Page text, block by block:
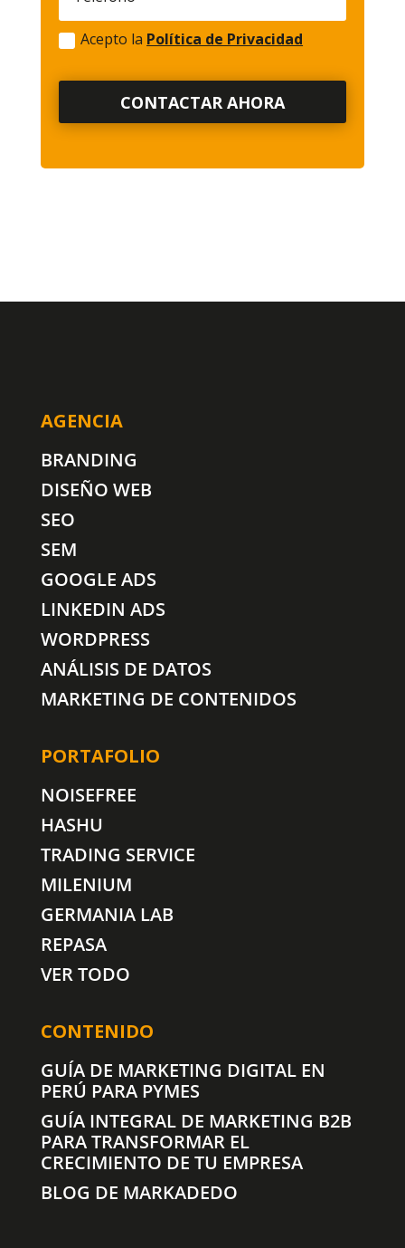
Acepto la Política de Privacidad
CONTACTAR AHORA
AGENCIA
BRANDING
DISEÑO WEB
SEO
SEM
GOOGLE ADS
LINKEDIN ADS
WORDPRESS
ANÁLISIS DE DATOS
MARKETING DE CONTENIDOS
PORTAFOLIO
NOISEFREE
HASHU
TRADING SERVICE
MILENIUM
GERMANIA LAB
REPASA
VER TODO
CONTENIDO
GUÍA DE MARKETING DIGITAL EN
PERÚ PARA PYMES
GUÍA INTEGRAL DE MARKETING B2B
PARA TRANSFORMAR EL
CRECIMIENTO DE TU EMPRESA
BLOG DE MARKADEDO